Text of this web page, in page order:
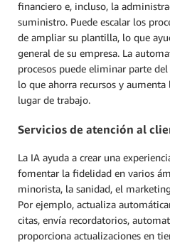
financiero e, incluso, la
suministro. Puede escalar los
de ampliar su plantilla, lo que
general de su empresa. La
procesos puede eliminar parte
lo que ahorra recursos y aumenta
lugar de trabajo.
Servicios de atención al
La IA ayuda a crear una
fomentar la fidelidad en varios
minorista, la sanidad, el
Por ejemplo, actualiza
citas, envía recordatorios,
proporciona actualizaciones en